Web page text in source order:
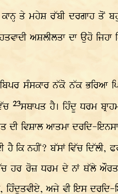
ਤੇ ਮਹੇਸ਼ ਰੱਬੀ ਦਰਗਾਹ
ਅਸ਼ਲੀਲਤਾ ਦਾ ਉਹੋ
ਬਿਪਰ ਸੰਸਕਾਰ ਨੱਕੋ ਨੱਕ
23ਸਥਾਪਤ ਹੈ। ਹਿੰਦੂ ਧਰਮ
ਦੀ ਵਿਸ਼ਾਲ ਆਤਮਾ ਦਰਦਿ-
ਕਿ ਨਹੀਂ? ਬੱਸਾਂ ਵਿੱਚ ਦਿੱਲੀ,
ਹਰ ਰੋਜ਼ ਧਰਮ ਦੇ ਨਾਂ ਥੱਲੇ
ਹਿੰਦੂਤਵੀਏ, ਅਜੇ ਵੀ ਇਸ